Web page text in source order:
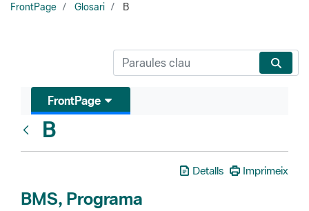
FrontPage Glosari B
FrontPage
B
Detalls Imprimeix
BMS, Programa